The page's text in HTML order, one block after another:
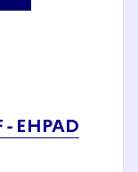
EHPAD